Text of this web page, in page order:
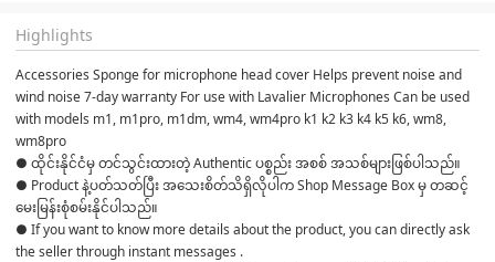
Highlights
Accessories Sponge for microphone head cover Helps prevent noise and
wind noise 7-day warranty For use with Lavalier Microphones Can be used
with models m1, m1pro, m1dm, wm4, wm4pro k1 k2 k3 k4 k5 k6, wm8,
wm8pro
● ထိုင်းနိုင်ငံမှ တင်သွင်းထားတဲ့ Authentic ပစ္စည်း အစစ် အသစ်များဖြစ်ပါသည်။
● Product နဲ့ပတ်သတ်ပြီး အသေးစိတ်သိရှိလိုပါက Shop Message Box မှ တဆင့်
မေးမြန်းစုံစမ်းနိုင်ပါသည်။
● If you want to know more details about the product, you can directly ask
the seller through instant messages .